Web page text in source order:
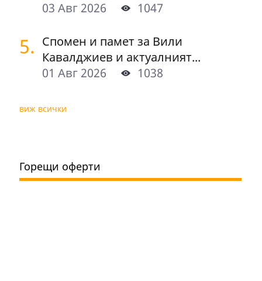
03 Авг 2026
1047
5. Спомен и памет за Вили
Кавалджиев и актуалният...
01 Авг 2026
1038
виж всички
Горещи оферти